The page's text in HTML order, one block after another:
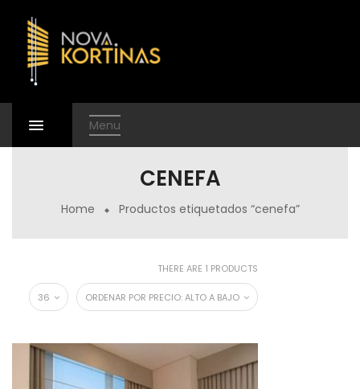
Menu
CENEFA
Home Productos etiquetados “cenefa”
THERE ARE 1 PRODUCTS
ORDENAR POR PRECIO: ALTO A BAJO
36